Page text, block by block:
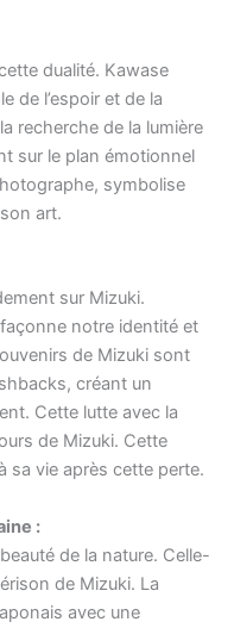
dualité. Kawase
de l’espoir et de la
recherche de la lumière
sur le plan émotionnel
symbolise
art.
sur Mizuki.
notre identité et
de Mizuki sont
créant un
Cette lutte avec la
de Mizuki. Cette
sa vie après cette perte.
:
de la nature. Celle-
de Mizuki. La
avec une